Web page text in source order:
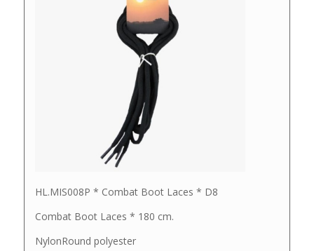
HL.MIS008P * Combat Boot Laces * D8
Combat Boot Laces * 180 cm.
NylonRound polyester